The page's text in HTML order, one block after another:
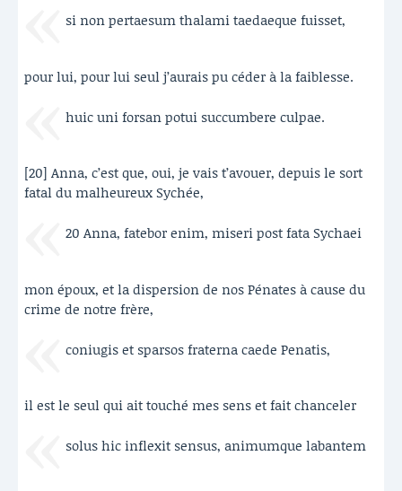
si non pertaesum thalami taedaeque fuisset,
pour lui, pour lui seul j’aurais pu céder à la faiblesse.
huic uni forsan potui succumbere culpae.
[20] Anna, c’est que, oui, je vais t’avouer, depuis le sort
fatal du malheureux Sychée,
20 Anna, fatebor enim, miseri post fata Sychaei
mon époux, et la dispersion de nos Pénates à cause du
crime de notre frère,
coniugis et sparsos fraterna caede Penatis,
il est le seul qui ait touché mes sens et fait chanceler
solus hic inflexit sensus, animumque labantem